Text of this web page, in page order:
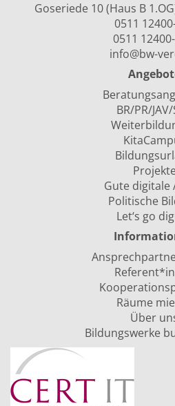
Goseriede 10 (Haus B
0511
0511
info@bw-
BR/PR/
Gute digitale
Politische
Let‘s go
Räume
Über
Bildungswerke